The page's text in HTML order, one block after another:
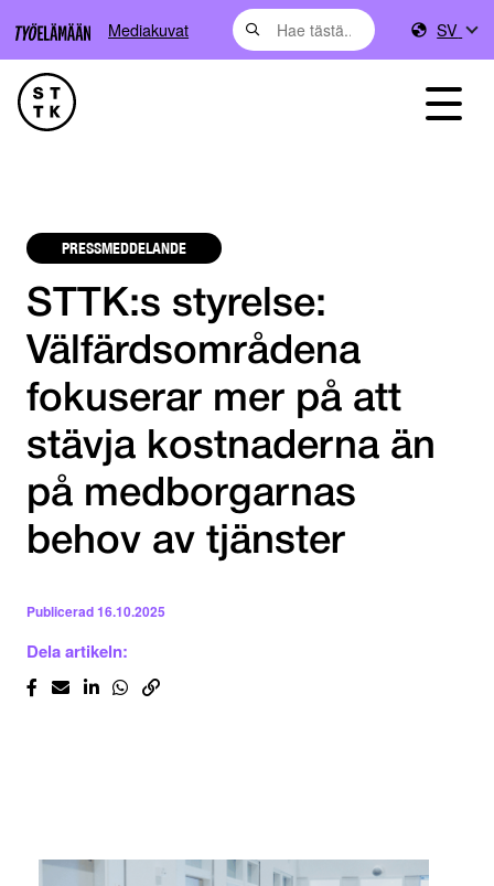
Mediakuvat SV
PRESSMEDDELANDE
STTK:s styrelse:
Välfärdsområdena
fokuserar mer på att
stävja kostnaderna än
på medborgarnas
behov av tjänster
Publicerad16.10.2025
Dela artikeln: